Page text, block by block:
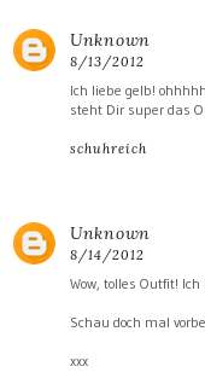
Unknown
8/13/2012
Ich liebe gelb!
steht Dir super das
schuhreich
Unknown
8/14/2012
Wow, tolles Outfit!
Schau doch mal
xxx